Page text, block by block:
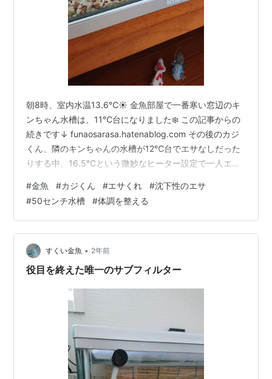
朝8時、室内水温13.6℃☀️ 金魚部屋で一番寒い窓辺のキ
ンちゃん水槽は、11℃台になりました❄️ この記事からの
続きです↓ funaosarasa.hatenablog.com その後のカジ
くん、隣のキンちゃんの水槽が12℃台でエサなしだった
りする中、16.5℃という微妙なヒーター設定で一人エサ
箇所は目立たなくなったものの、年明けによく見たら胸
ビレにも同じような白い箇所が出現していて💧 さすがに
水換えするかなぁ… と思いながらも妙に寒いため断念
(^^;❄️ 金魚だけでなく飼い主も風邪引きそうな気候だった
ので、泳いでるうちは様子見することにし…
#金魚 #カジくん #エサくれ #沈下性のエサ
#50センチ水槽 #体調を整える
すくい金魚 • 2年前
役目を終えた唯一のサブフィルター